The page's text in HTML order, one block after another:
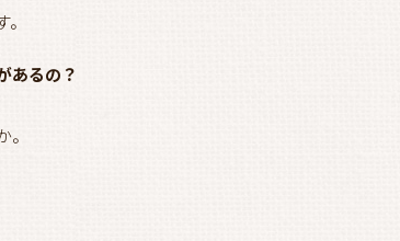
あるの？